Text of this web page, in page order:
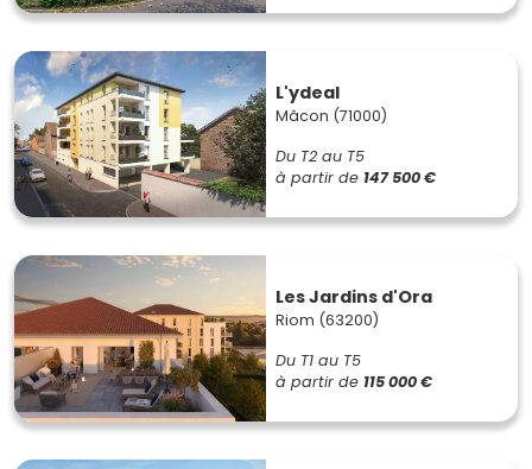
L'ydeal
Mâcon (71000)
Du T2 au T5
à partir de 147 500 €
Les Jardins d'Ora
Riom (63200)
Du T1 au T5
à partir de 115 000 €